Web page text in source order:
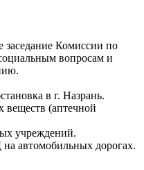
заседание Комиссии по
вопросам и
в г. Назрань.
веществ (аптечной
учреждений.
автомобильных дорогах.